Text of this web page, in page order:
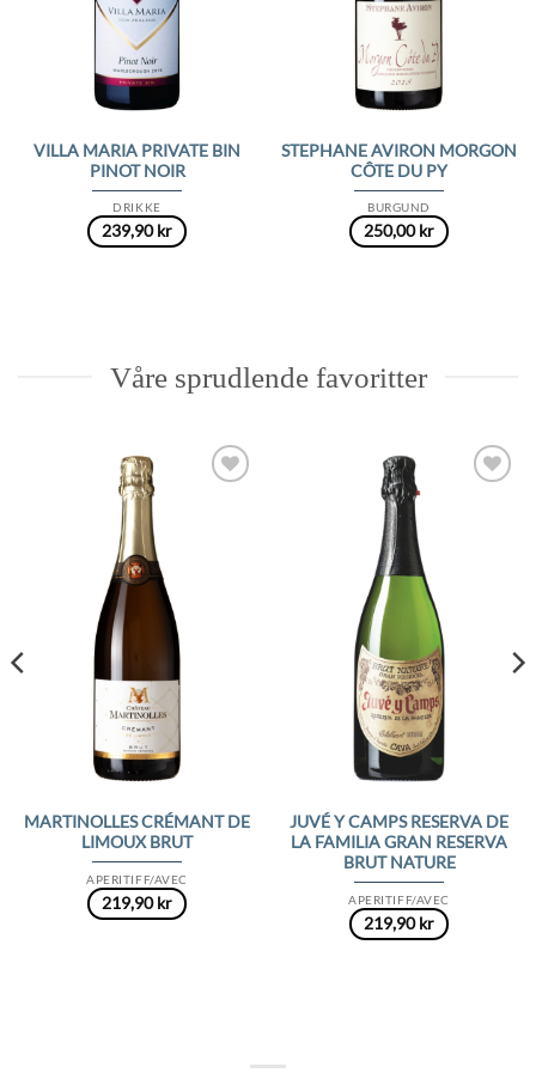
DRIKKE
VILLA MARIA PRIVATE BIN
PINOT NOIR
239,90kr
BURGUND
STEPHANE AVIRON MORGON
CÔTE DU PY
250,00kr
Våre sprudlende favoritter
APERITIFF/AVEC
MARTINOLLES CRÉMANT DE
LIMOUX BRUT
219,90kr APERITIFF/AVEC
JUVÉ Y CAMPS RESERVA DE
LA FAMILIA GRAN RESERVA
BRUT NATURE
219,90kr